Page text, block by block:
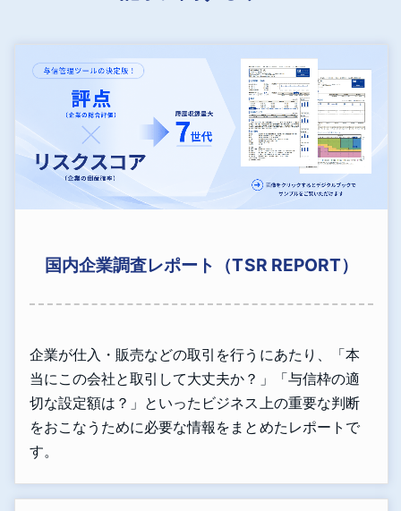
国内企業調査レポート（TSR REPORT）
企業が仕入・販売などの取引を行うにあたり、「本
当にこの会社と取引して大丈夫か？」「与信枠の適
切な設定額は？」といったビジネス上の重要な判断
をおこなうために必要な情報をまとめたレポートで
す。